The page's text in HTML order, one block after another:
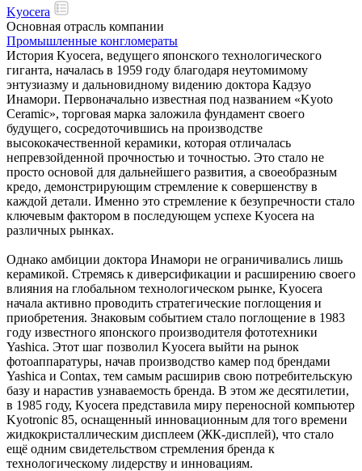
Kyocera
Основная отрасль компании
Промышленные конгломераты
История Kyocera, ведущего японского технологического
гиганта, началась в 1959 году благодаря неутомимому
энтузиазму и дальновидному видению доктора Кадзуо
Инамори. Первоначально известная под названием «Kyoto
Ceramic», торговая марка заложила фундамент своего
будущего, сосредоточившись на производстве
высококачественной керамики, которая отличалась
непревзойденной прочностью и точностью. Это стало не
просто основой для дальнейшего развития, а своеобразным
кредо, демонстрирующим стремление к совершенству в
каждой детали. Именно это стремление к безупречности стало
ключевым фактором в последующем успехе Kyocera на
различных рынках.
Однако амбиции доктора Инамори не ограничивались лишь
керамикой. Стремясь к диверсификации и расширению своего
влияния на глобальном технологическом рынке, Kyocera
начала активно проводить стратегические поглощения и
приобретения. Знаковым событием стало поглощение в 1983
году известного японского производителя фототехники
Yashica. Этот шаг позволил Kyocera выйти на рынок
фотоаппаратуры, начав производство камер под брендами
Yashica и Contax, тем самым расширив свою потребительскую
базу и нарастив узнаваемость бренда. В этом же десятилетии,
в 1985 году, Kyocera представила миру переносной компьютер
Kyotronic 85, оснащенный инновационным для того времени
жидкокристаллическим дисплеем (ЖК-дисплей), что стало
ещё одним свидетельством стремления бренда к
технологическому лидерству и инновациям.